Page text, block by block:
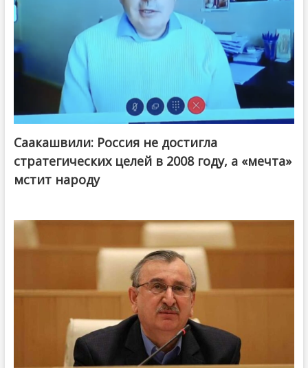
Саакашвили: Россия не достигла
стратегических целей в 2008 году, а «мечта»
мстит народу